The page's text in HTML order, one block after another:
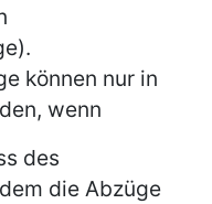
können nur in
wenn
des
die Abzüge